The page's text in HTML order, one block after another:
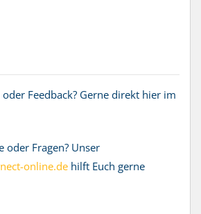
Feedback? Gerne direkt hier im
oder Fragen? Unser
online.de hilft Euch gerne